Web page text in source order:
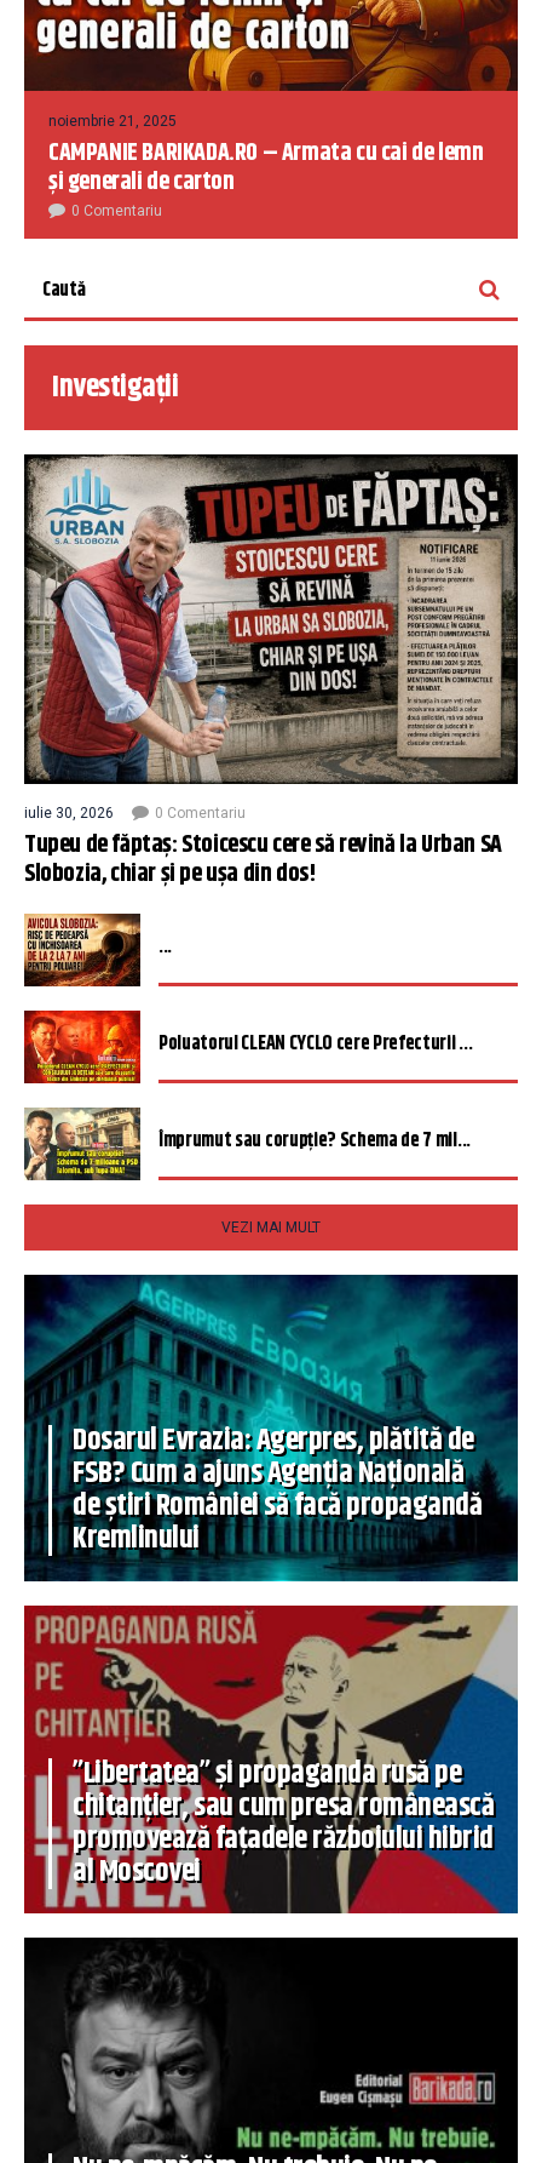
noiembrie 21, 2025
CAMPANIE BARIKADA.RO – Armata cu cai de lemn
și generali de carton
0 Comentariu
Investigații
iulie 30, 2026 0 Comentariu
Tupeu de făptaș: Stoicescu cere să revină la Urban SA
Slobozia, chiar și pe ușa din dos!
...
Poluatorul CLEAN CYCLO cere Prefecturii ...
Împrumut sau corupție? Schema de 7 mil...
VEZI MAI MULT
Dosarul Evrazia: Agerpres, plătită de
FSB? Cum a ajuns Agenția Națională
de știri României să facă propagandă
Kremlinului
”Libertatea” și propaganda rusă pe
chitanțier, sau cum presa românească
promovează fațadele războiului hibrid
al Moscovei